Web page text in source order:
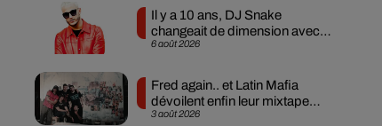
6 août 2026
Il y a 10 ans, DJ Snake
changeait de dimension avec
son premier...
3 août 2026
Fred again.. et Latin Mafia
dévoilent enfin leur mixtape
créée en...